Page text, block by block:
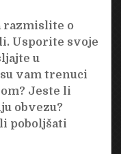
razmislite o
Usporite svoje
u
vam trenuci
Jeste li
obvezu?
poboljšati